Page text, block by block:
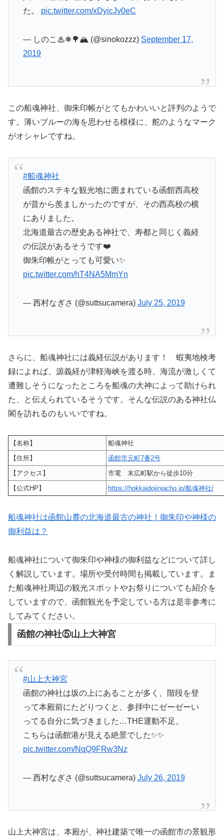
た。 pic.twitter.com/xDyicJv0eC
— しのこ♨❅🌳🏔 (@sinokozzz) September 17,
2019
この船魂神社、御朱印帳がとてもかわいいと評判のようで
す。薄いブルーの海を思わせる模様に、舵のようなマーク
がオシャレですね。
#船魂神社
函館のステキな観光地に囲まれている函館西高校
が昔から羨ましかったのですが、その西高校の横
にありました。
北海道最古の歴史ある神社で、寿都と同じく義経
の伝説があるそうです❤️
御朱印帳がとっても可愛い✨
pic.twitter.com/hT4NA5MmYn
— 西村なぎさ (@suttsucamera) July 25, 2019
さらに、船魂神社には義経伝説があります！ 蝦夷地検考
録によれば、源義経が津軽海峡を渡る時、海流が激しくて
遭難しそうになったところを船魂の大神によって助けられ
た、と伝えられているそうです。そんな伝説のある神社仏
閣を訪れるのもいいですね。
【名称】
船魂神社
【住所】
函館市元町7番2号
【アクセス】
市電 末広町駅から徒歩10分
【公式HP】
https://hokkaidojinjacho.jp/船魂神社/
船魂神社は函館山麓の北海道最古の神社！御朱印や神様の
御利益は？
船魂神社について御朱印や神様の御利益などについて詳し
く解説しています。場所や受付時間も掲載しています。ま
た船魂神社周辺の観光スポットやお祭りについても紹介を
していますので、函館観光を予定している方は是非参考に
してみてください。
函館の神社⑤山上大神宮
#山上大神宮
函館の神社は坂の上にあることが多く、階段を登
って本殿前にたどりつくと、参拝中にゼーゼーい
ってる自分に気づきました…THE運動不足。
こちらは函館港が見える絶景でした✨✨
pic.twitter.com/NqQ9FRw3Nz
— 西村なぎさ (@suttsucamera) July 26, 2019
山上大神宮は、本殿が、神社建築で唯一の函館市の景観形